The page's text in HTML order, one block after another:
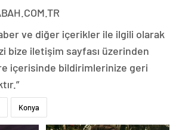
ve diğer içerikler ile ilgili olarak
bize iletişim sayfası üzerinden
içerisinde bildirimlerinize geri
Konya